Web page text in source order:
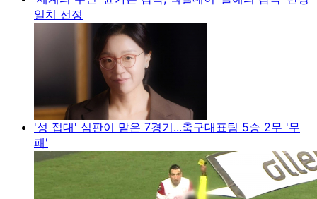
일치 선정
'성 접대' 심판이 맡은 7경기...축구대표팀 5승 2무 '무
패'